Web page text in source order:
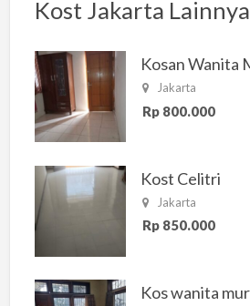
Kost Jakarta Lainnya
Jakarta
Rp 800.000
Kost Celitri
Jakarta
Rp 850.000